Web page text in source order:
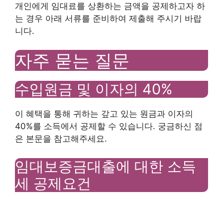
개인에게 임대료를 상환하는 금액을 공제하고자 하
는 경우 아래 서류를 준비하여 제출해 주시기 바랍
니다.
자주 묻는 질문
수입원금 및 이자의 40%
이 혜택을 통해 귀하는 갚고 있는 원금과 이자의
40%를 소득에서 공제할 수 있습니다. 궁금하신 점
은 본문을 참고해주세요.
임대보증금대출에 대한 소득
세 공제요건